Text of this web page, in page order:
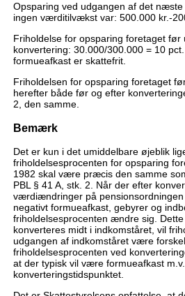
Opsparing ved udgangen af det
ingen værditilvækst var: 500.000 kr.-
Friholdelse for opsparing foretaget før
konvertering: 30.000/300.000 = 10
formueafkast er skattefrit.
Friholdelsen for opsparing foretaget
herefter både før og efter
2, den samme.
Bemærk
Det er kun i det umiddelbare øjeblik
friholdelsesprocenten for opsparing
1982 skal være præcis den samme
PBL § 41 A, stk. 2. Når der efter
værdiændringer på
negativt formueafkast, gebyrer og
friholdelsesprocenten ændre sig.
konverteres midt i indkomståret, vil
udgangen af indkomståret være
friholdelsesprocenten ved
at der typisk vil være formueafkast
konverteringstidspunktet.